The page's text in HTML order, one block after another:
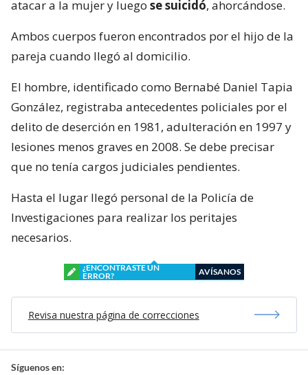
atacar a la mujer y luego se suicidó, ahorcándose.
Ambos cuerpos fueron encontrados por el hijo de la
pareja cuando llegó al domicilio.
El hombre, identificado como Bernabé Daniel Tapia
González, registraba antecedentes policiales por el
delito de deserción en 1981, adulteración en 1997 y
lesiones menos graves en 2008. Se debe precisar
que no tenía cargos judiciales pendientes.
Hasta el lugar llegó personal de la Policía de
Investigaciones para realizar los peritajes
necesarios.
¿ENCONTRASTE UN
ERROR?
AVÍSANOS
Revisa nuestra página de correcciones
Síguenos en: